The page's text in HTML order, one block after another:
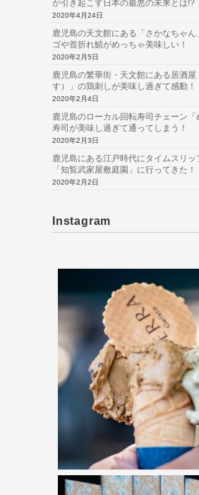
が引き起こす日本の最悪の未来とは!?
2020年4月24日
鹿児島の天文館にある「さかなちゃん
ゴや首折れ鯖がめっちゃ美味しい！
2020年2月5日
鹿児島の繁華街・天文館にある居酒
す）」の鶏刺しが美味し過ぎて感動！
2020年2月4日
鹿児島のローカル回転寿司チェーン「
寿司が美味し過ぎて通ってしまう！
2020年2月3日
鹿児島にある江戸時代にタイムスリッ
「知覧武家屋敷庭園」に行ってきた！
2020年2月2日
Instagram